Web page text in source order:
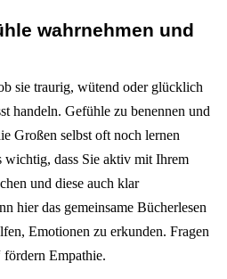
wahrnehmen und
sie traurig, wütend oder glücklich
handeln. Gefühle zu benennen und
Großen selbst oft noch lernen
wichtig, dass Sie aktiv mit Ihrem
und diese auch klar
hier das gemeinsame Bücherlesen
Emotionen zu erkunden. Fragen
Empathie.